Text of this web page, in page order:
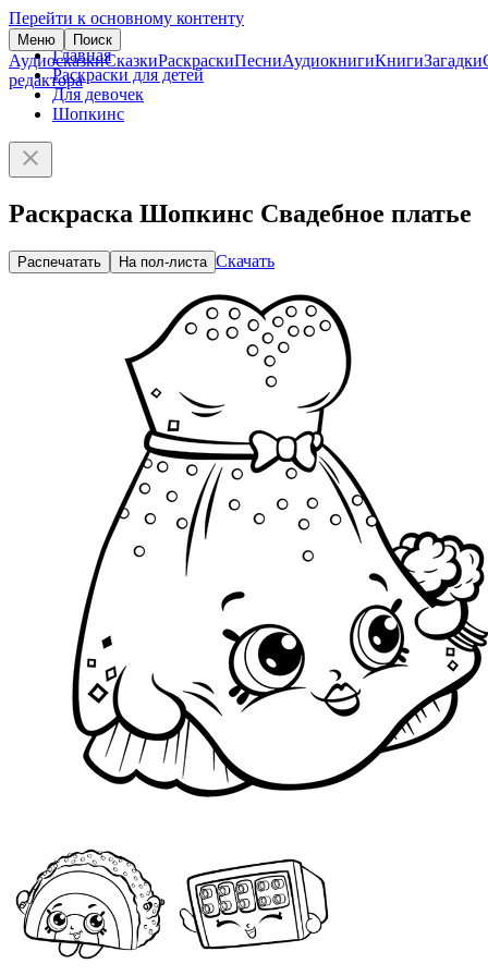
Перейти к основному контенту
Меню Поиск
АудиосказкиСказкиРаскраскиПесниАудиокнигиКнигиЗагадки
редактора
Главная
Раскраски для детей
Для девочек
Шопкинс
Раскраска Шопкинс Свадебное платье
Распечатать На пол-листа Скачать